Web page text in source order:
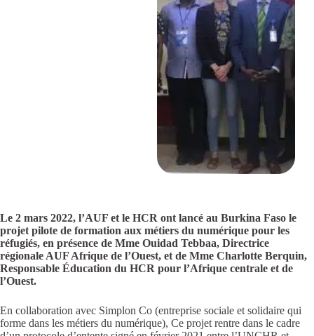
Le 2 mars 2022, l’AUF et le HCR ont lancé au Burkina Faso le
projet pilote de formation aux métiers du numérique pour les
réfugiés, en présence de Mme Ouidad Tebbaa, Directrice
régionale AUF Afrique de l’Ouest, et de Mme Charlotte Berquin,
Responsable Éducation du HCR pour l’Afrique centrale et de
l’Ouest.
En collaboration avec Simplon Co (entreprise sociale et solidaire qui
forme dans les métiers du numérique), Ce projet rentre dans le cadre